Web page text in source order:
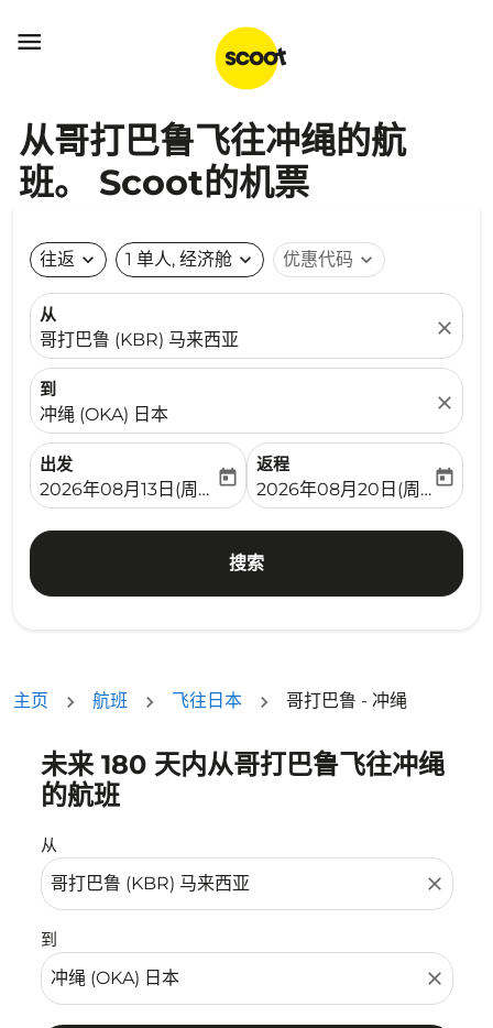

从哥打巴鲁飞往冲绳的航
班。 Scoot的机票
往返 expand_more 1 单人, 经济舱 expand_more 优惠代码 expand_more
从
哥打巴鲁 (KBR) 马来西亚
close
到
冲绳 (OKA) 日本
close
出发
fc-booking-departure-date-aria-label
2026年08月13日(周四)
today
返程
fc-booking-return-date-
2026年08月20日(周四)
today
搜索
主页 航班 飞往日本 哥打巴鲁 - 冲绳
未来 180 天内从哥打巴鲁飞往冲绳
的航班
从
close
到
close
没有符合您的筛选条件的机票。请调整您的筛选条件。